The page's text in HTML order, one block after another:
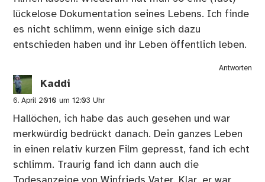
lückelose Dokumentation seines Lebens. Ich finde
es nicht schlimm, wenn einige sich dazu
entschieden haben und ihr Leben öffentlich leben.
Antworten
Kaddi
6. April 2010 um 12:03 Uhr
Hallöchen, ich habe das auch gesehen und war
merkwürdig bedrückt danach. Dein ganzes Leben
in einen relativ kurzen Film gepresst, fand ich echt
schlimm. Traurig fand ich dann auch die